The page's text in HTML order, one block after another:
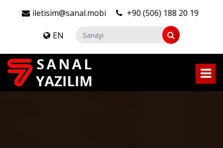
iletisim@sanal.mobi +90 (506) 188 20 19
EN